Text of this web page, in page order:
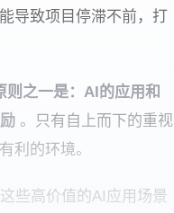
导致项目停滞不前，打
之一是：AI的应用和
。只有自上而下的重视
利的环境。
些高价值的AI应用场景